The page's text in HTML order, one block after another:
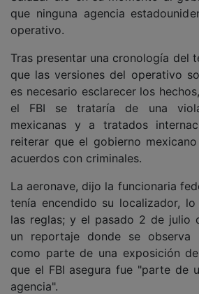
que ninguna agencia
operativo.
Tras presentar una cronología del
que las versiones del operativo
es necesario esclarecer los
el FBI se trataría de una
mexicanas y a tratados
reiterar que el gobierno
acuerdos con criminales.
La aeronave, dijo la funcionaria
tenía encendido su localizador,
las reglas; y el pasado 2 de julio
un reportaje donde se observa
como parte de una exposición
que el FBI asegura fue "parte de
agencia".